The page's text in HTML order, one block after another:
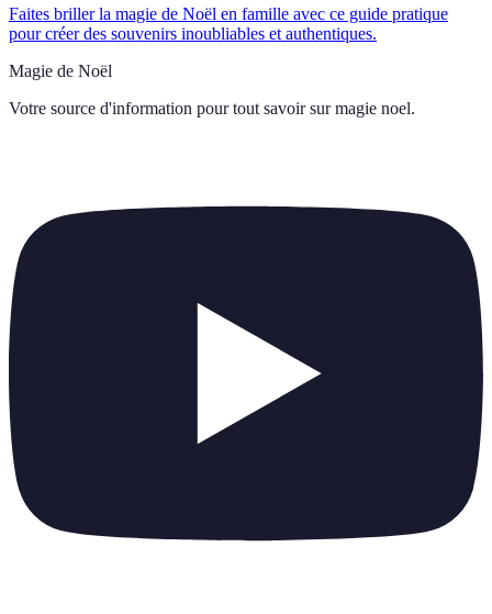
Faites briller la magie de Noël en famille avec ce guide pratique
pour créer des souvenirs inoubliables et authentiques.
Magie de Noël
Votre source d'information pour tout savoir sur magie noel.